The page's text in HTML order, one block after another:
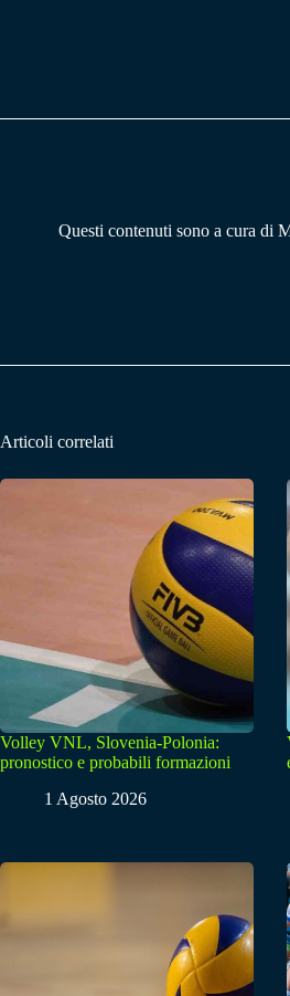
pp m
Questi contenuti sono a cura di
Articoli correlati
Volley VNL, Slovenia-Polonia:
pronostico e probabili formazioni
1 Agosto 2026